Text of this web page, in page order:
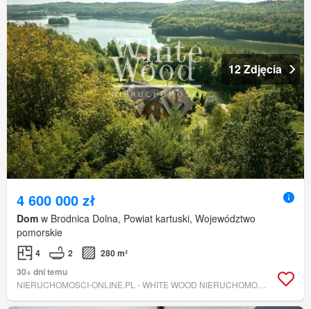
12 Zdjęcia
4 600 000 zł
Dom w Brodnica Dolna, Powiat kartuski, Województwo
pomorskie
4 2
280 m²
30+ dni temu